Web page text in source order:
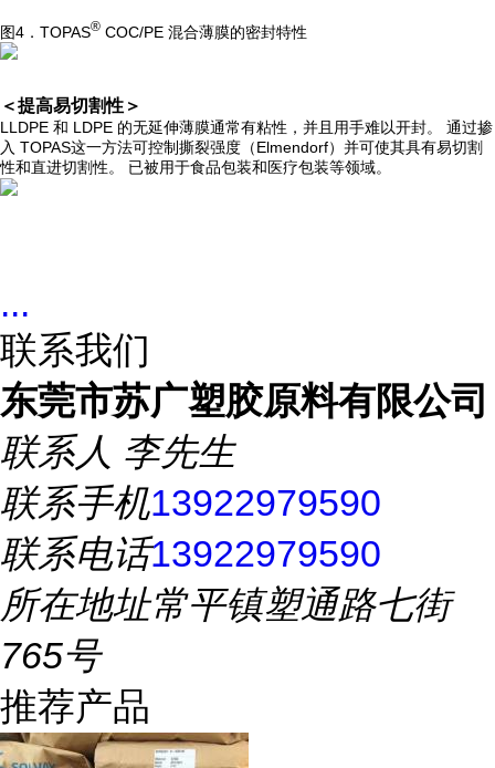
图4．TOPAS® COC/PE 混合薄膜的密封特性
＜提高易切割性＞
LLDPE 和 LDPE 的无延伸薄膜通常有粘性，并且用手难以开封。 通过掺
入 TOPAS这一方法可控制撕裂强度（Elmendorf）并可使其具有易切割
性和直进切割性。 已被用于食品包装和医疗包装等领域。
...
联系我们
东莞市苏广塑胶原料有限公司
联系人 李先生
联系手机13922979590
联系电话13922979590
所在地址常平镇塑通路七街
765号
推荐产品